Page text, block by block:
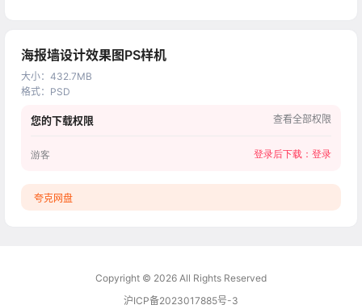
海报墙设计效果图PS样机
大小： 432.7MB
格式： PSD
您的下载权限 查看全部权限
游客 登录后下载： 登录
夸克网盘
Copyright © 2026 All Rights Reserved
沪ICP备2023017885号-3